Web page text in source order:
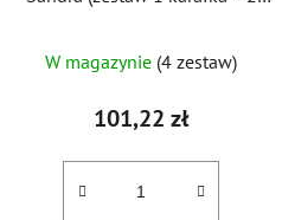
W magazynie (4 zestaw)
101,22 zł